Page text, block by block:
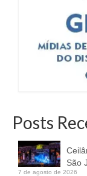
Posts
São
7 de agosto de 2026